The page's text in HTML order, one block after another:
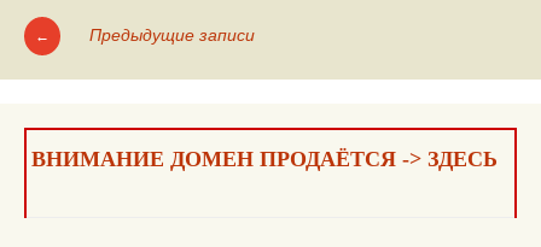
Навигация
записям
← Предыдущие записи
ВНИМАНИЕ ДОМЕН ПРОДАЁТСЯ -> ЗДЕСЬ